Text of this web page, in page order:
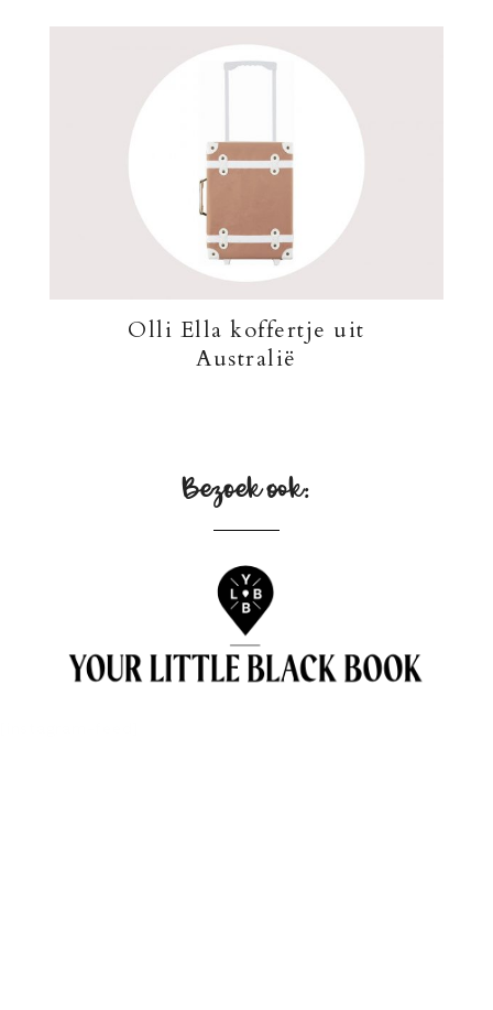
Olli Ella koffertje uit
Australië
Bezoek ook: